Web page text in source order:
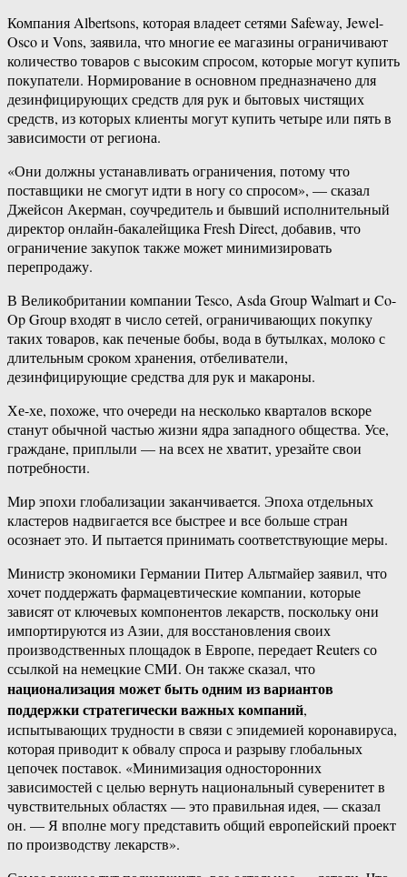
Компания Albertsons, которая владеет сетями Safeway, Jewel-
Osco и Vons, заявила, что многие ее магазины ограничивают
количество товаров с высоким спросом, которые могут купить
покупатели. Нормирование в основном предназначено для
дезинфицирующих средств для рук и бытовых чистящих
средств, из которых клиенты могут купить четыре или пять в
зависимости от региона.
«Они должны устанавливать ограничения, потому что
поставщики не смогут идти в ногу со спросом», — сказал
Джейсон Акерман, соучредитель и бывший исполнительный
директор онлайн-бакалейщика Fresh Direct, добавив, что
ограничение закупок также может минимизировать
перепродажу.
В Великобритании компании Tesco, Asda Group Walmart и Co-
Op Group входят в число сетей, ограничивающих покупку
таких товаров, как печеные бобы, вода в бутылках, молоко с
длительным сроком хранения, отбеливатели,
дезинфицирующие средства для рук и макароны.
Хе-хе, похоже, что очереди на несколько кварталов вскоре
станут обычной частью жизни ядра западного общества. Усе,
граждане, приплыли — на всех не хватит, урезайте свои
потребности.
Мир эпохи глобализации заканчивается. Эпоха отдельных
кластеров надвигается все быстрее и все больше стран
осознает это. И пытается принимать соответствующие меры.
Министр экономики Германии Питер Альтмайер заявил, что
хочет поддержать фармацевтические компании, которые
зависят от ключевых компонентов лекарств, поскольку они
импортируются из Азии, для восстановления своих
производственных площадок в Европе, передает Reuters со
ссылкой на немецкие СМИ. Он также сказал, что
национализация может быть одним из вариантов
поддержки стратегически важных компаний,
испытывающих трудности в связи с эпидемией коронавируса,
которая приводит к обвалу спроса и разрыву глобальных
цепочек поставок. «Минимизация односторонних
зависимостей с целью вернуть национальный суверенитет в
чувствительных областях — это правильная идея, — сказал
он. — Я вполне могу представить общий европейский проект
по производству лекарств».